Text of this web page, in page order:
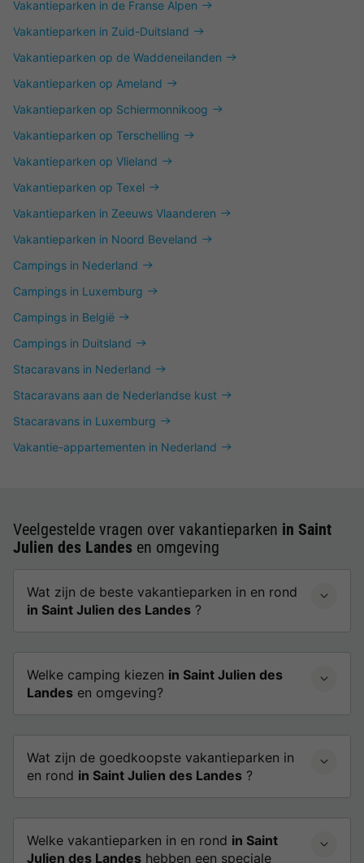
Vakantieparken in de Franse Alpen
Vakantieparken in Zuid-Duitsland
Vakantieparken op de Waddeneilanden
Vakantieparken op Ameland
Vakantieparken op Schiermonnikoog
Vakantieparken op Terschelling
Vakantieparken op Vlieland
Vakantieparken op Texel
Vakantieparken in Zeeuws Vlaanderen
Vakantieparken in Noord Beveland
Campings in Nederland
Campings in Luxemburg
Campings in België
Campings in Duitsland
Stacaravans in Nederland
Stacaravans aan de Nederlandse kust
Stacaravans in Luxemburg
Vakantie-appartementen in Nederland
Veelgestelde vragen over vakantieparken in Saint
Julien des Landes en omgeving
Wat zijn de beste vakantieparken in en rond
in Saint Julien des Landes ?
Welke camping kiezen in Saint Julien des
Landes en omgeving?
Wat zijn de goedkoopste vakantieparken in
en rond in Saint Julien des Landes ?
Welke vakantieparken in en rond in Saint
Julien des Landes hebben een speciale